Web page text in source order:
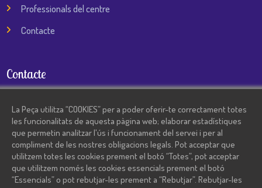
Professionals del centre
Contacte
Contacte
935 744 606/692 611 291
angels@lapeca.net
Frederic Soler 12 – 08130 – Santa Perpètua de la Mogoda
La Peça utilitza “COOKIES” per a poder oferir-te correctament totes
les funcionalitats de aquesta pàgina web; elaborar estadístiques
que permetin analitzar l'ús i funcionament del servei i per al
compliment de les nostres obligacions legals. Pot acceptar que
utilitzem totes les cookies prement el botó “Totes”, pot acceptar
que utilitzem només les cookies essencials prement el botó
“Essencials” o pot rebutjar-les prement a “Rebutjar”. Rebutjar-les